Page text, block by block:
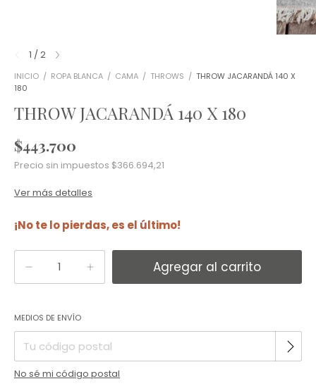
1 / 2
INICIO / ROPA BLANCA / CAMA / THROWS / THROW JACARANDÁ 140 X
180
THROW JACARANDÁ 140 X 180
$443.700
Precio sin impuestos $366.694,21
Ver más detalles
¡No te lo pierdas, es el último!
Entregas para el CP:
MEDIOS DE ENVÍO
No sé mi código postal